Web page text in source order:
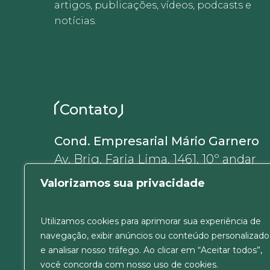
Valorizamos sua privacidade
Utilizamos cookies para aprimorar sua experiência de
navegação, exibir anúncios ou conteúdo personalizado
e analisar nosso tráfego. Ao clicar em “Aceitar todos”,
você concorda com nosso uso de cookies.
artigos, publicações, vídeos, podcasts e
notícias.
Contato
Cond. Empresarial Mário Garnero
Av. Brig. Faria Lima, 1461, 10º andar
01452-002, Jardim Paulistano
ver Mapa